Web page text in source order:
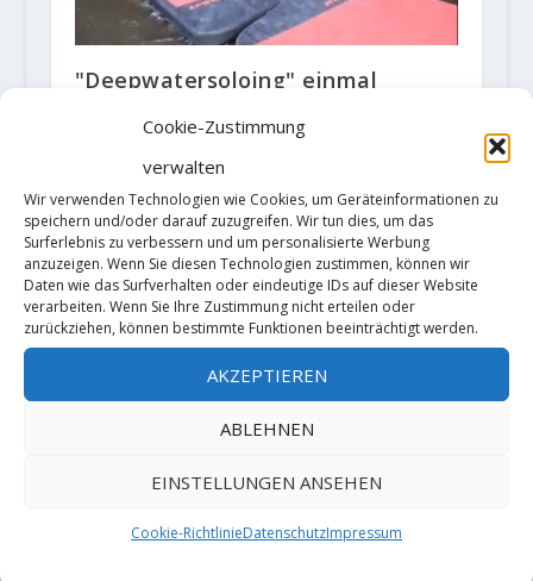
Cookie-Zustimmung
verwalten
Wir verwenden Technologien wie Cookies, um Geräteinformationen zu
speichern und/oder darauf zuzugreifen. Wir tun dies, um das
Surferlebnis zu verbessern und um personalisierte Werbung
anzuzeigen. Wenn Sie diesen Technologien zustimmen, können wir
Daten wie das Surfverhalten oder eindeutige IDs auf dieser Website
verarbeiten. Wenn Sie Ihre Zustimmung nicht erteilen oder
zurückziehen, können bestimmte Funktionen beeinträchtigt werden.
AKZEPTIEREN
ABLEHNEN
EINSTELLUNGEN ANSEHEN
Cookie-RichtlinieDatenschutzImpressum
"Deepwatersoloing" einmal
Ponor" 8C
HINTERLASSE EINE ANTWORT
Deine E-Mail-Adresse wird nicht
veröffentlicht.Erforderliche Felder